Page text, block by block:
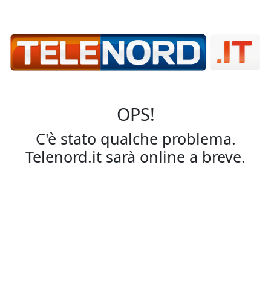
OPS!
C'è stato qualche problema.
Telenord.it sarà online a breve.